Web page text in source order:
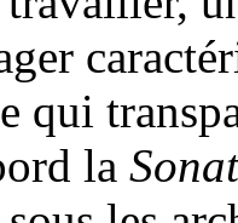
qui
la